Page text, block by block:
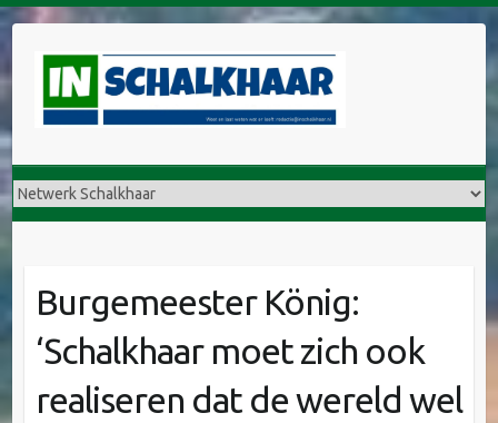
Burgemeester König:
‘Schalkhaar moet zich ook
realiseren dat de wereld wel